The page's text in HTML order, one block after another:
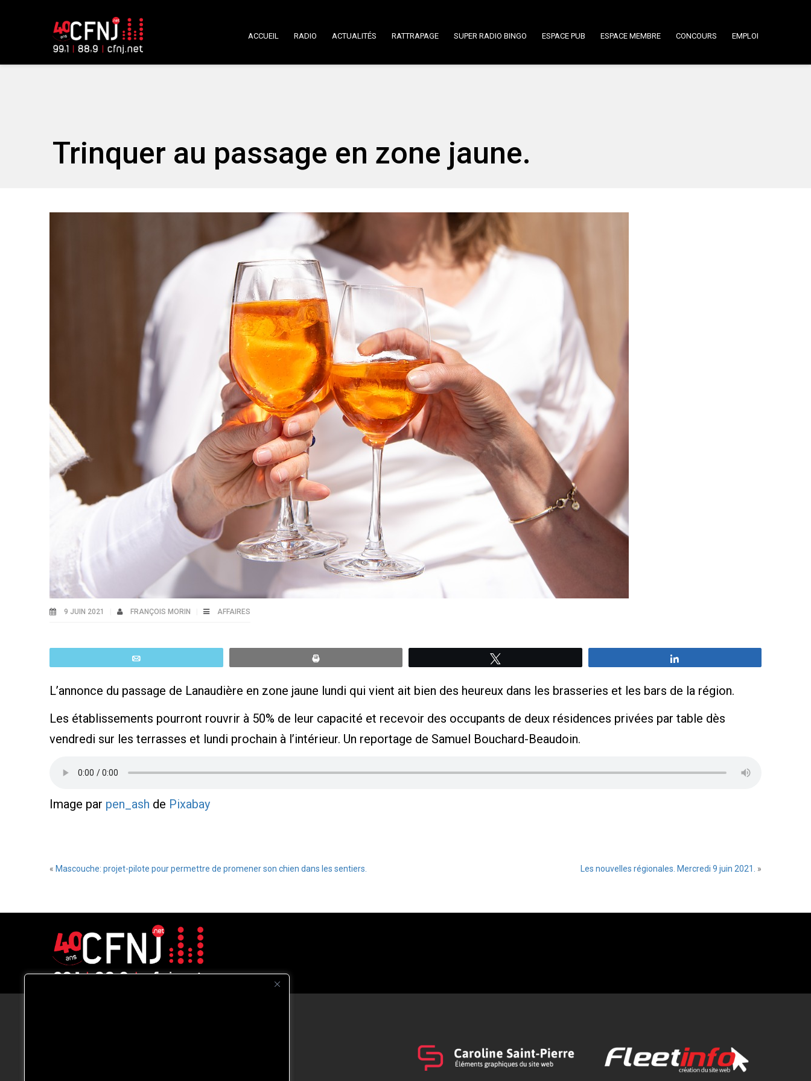
ACCUEIL RADIO ACTUALITÉS RATTRAPAGE SUPER RADIO BINGO ESPACE PUB ESPACE MEMBRE CONCOURS EMPLOI
Trinquer au passage en zone jaune.
9 JUIN 2021 FRANÇOIS MORIN AFFAIRES
L’annonce du passage de Lanaudière en zone jaune lundi qui vient ait bien des heureux dans les brasseries et les bars de la région.
Les établissements pourront rouvrir à 50% de leur capacité et recevoir des occupants de deux résidences privées par table dès
vendredi sur les terrasses et lundi prochain à l’intérieur. Un reportage de Samuel Bouchard-Beaudoin.
Image par pen_ash de Pixabay
« Mascouche: projet-pilote pour permettre de promener son chien dans les sentiers. Les nouvelles régionales. Mercredi 9 juin 2021. »